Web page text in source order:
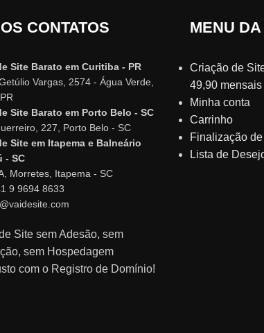
CONTATOS
Site Barato em Curitiba - PR
Vargas, 2574 - Água Verde,
Site Barato em Porto Belo - SC
227, Porto Belo - SC
Site em Itapema e Balneário
- SC
Morretes, Itapema - SC
9 9694 8633
Site sem Adesão, sem
sem Hospedagem
com o Registro de Domínio!
MENU
Criação de
49,90 mensais
Minha conta
Carrinho
Finalização
Lista de